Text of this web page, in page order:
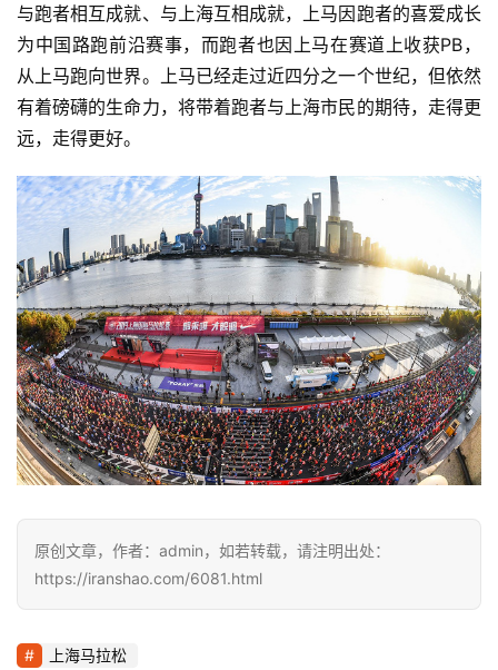
与跑者相互成就、与上海互相成就，上马因跑者的喜爱成长
为中国路跑前沿赛事，而跑者也因上马在赛道上收获PB，
从上马跑向世界。上马已经走过近四分之一个世纪，但依然
有着磅礴的生命力，将带着跑者与上海市民的期待，走得更
远，走得更好。
原创文章，作者：admin，如若转载，请注明出处：
https://iranshao.com/6081.html
上海马拉松